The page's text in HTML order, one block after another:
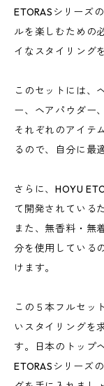
ETORASシリーズ
ルを楽しむための
イなスタイリング
このセットには、
ー、ヘアパウダー
それぞれのアイテ
るので、自分に最
さらに、HOYU
て開発されている
また、無香料・無
分を使用している
けます。
この５本フルセッ
いスタイリングを
す。日本のトップ
ETORASシリーズ